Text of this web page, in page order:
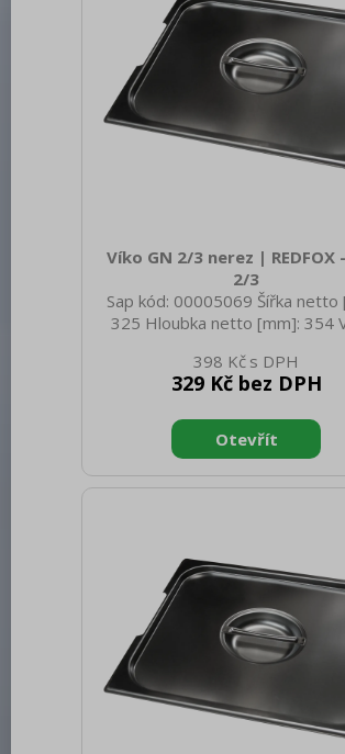
Víko GN 2/3 nerez | REDFOX
2/3
Sap kód: 00005069 Šířka netto
325 Hloubka netto [mm]: 354
0.69 Šířka brutto [mm]: 350
brutto [mm]: 540 Výška brutto
Materiál: Nerez Těsnění: Ne
Vnější barva zařízení: Nerezové
GN / EN zařízení [mm]: GN 2/3
398 Kč
329 Kč bez DPH